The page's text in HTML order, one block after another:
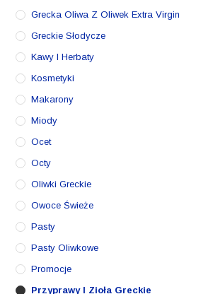
Grecka Oliwa Z Oliwek Extra Virgin
Greckie Słodycze
Kawy I Herbaty
Kosmetyki
Makarony
Miody
Ocet
Octy
Oliwki Greckie
Owoce Świeże
Pasty
Pasty Oliwkowe
Promocje
Przyprawy I Zioła Greckie